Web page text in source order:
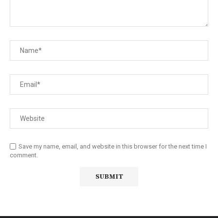
Save my name, email, and website in this browser for the next time I
comment.